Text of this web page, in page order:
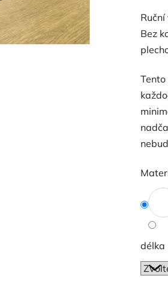
Bez
délka